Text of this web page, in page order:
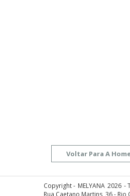
Copyright - MELYANA 2026 -
Rua Caetano Martins, 36 - Rio